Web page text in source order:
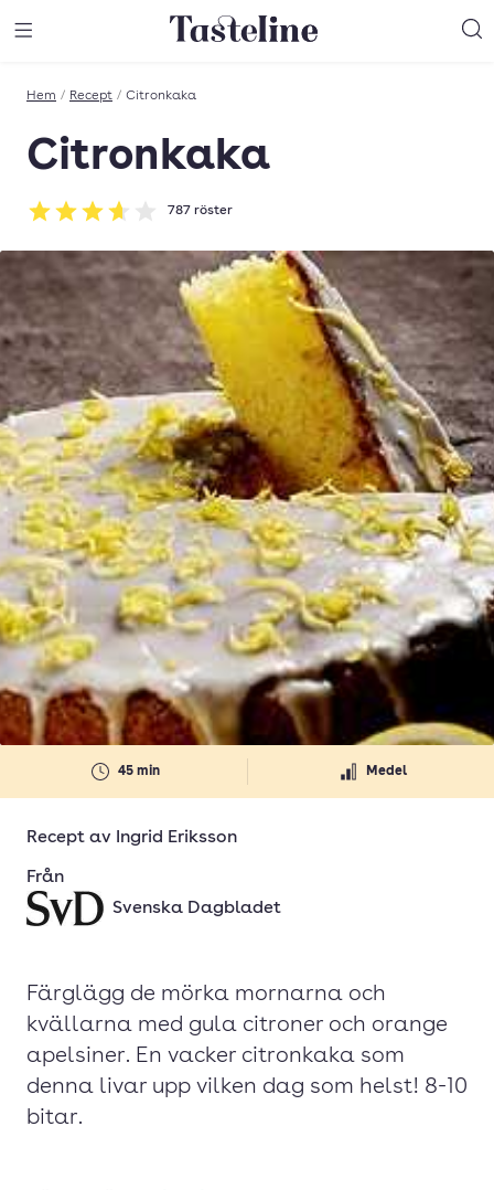
Till Tastelines startsida
Hem / Recept / Citronkaka
Citronkaka
Betyg: 3.63 av 5
787 röster
45 min Medel
Recept av Ingrid Eriksson
Från
Svenska Dagbladet
Färglägg de mörka mornarna och
kvällarna med gula citroner och orange
apelsiner. En vacker citronkaka som
denna livar upp vilken dag som helst! 8-10
bitar.